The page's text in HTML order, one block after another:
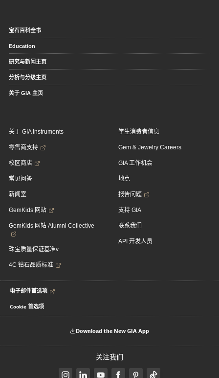
宝石百科全书
Education
研究与新闻主页
分析与分级主页
关于 GIA 主页
关于 GIA Instruments
零售商支持
校区商店
常见问答
新闻室
GemKids 网站
GemKids 网站 Alumni Collective
珠宝质量保证基准v
4C 钻石品质标准
学生消费者信息
Gem & Jewelry Careers
GIA 工作机会
地点
报告问题
支持 GIA
联系我们
API 开发人员
电子邮件首选项
Cookie 首选项
Download the New GIA App
关注我们